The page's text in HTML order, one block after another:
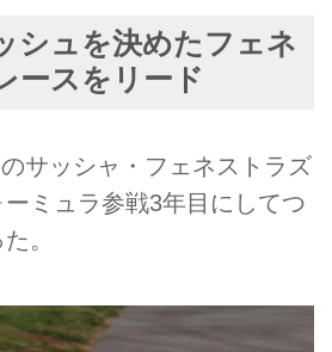
シュを決めたフェネ
ースをリード
サッシャ・フェネストラズ
ミュラ参戦3年目にしてつ
。